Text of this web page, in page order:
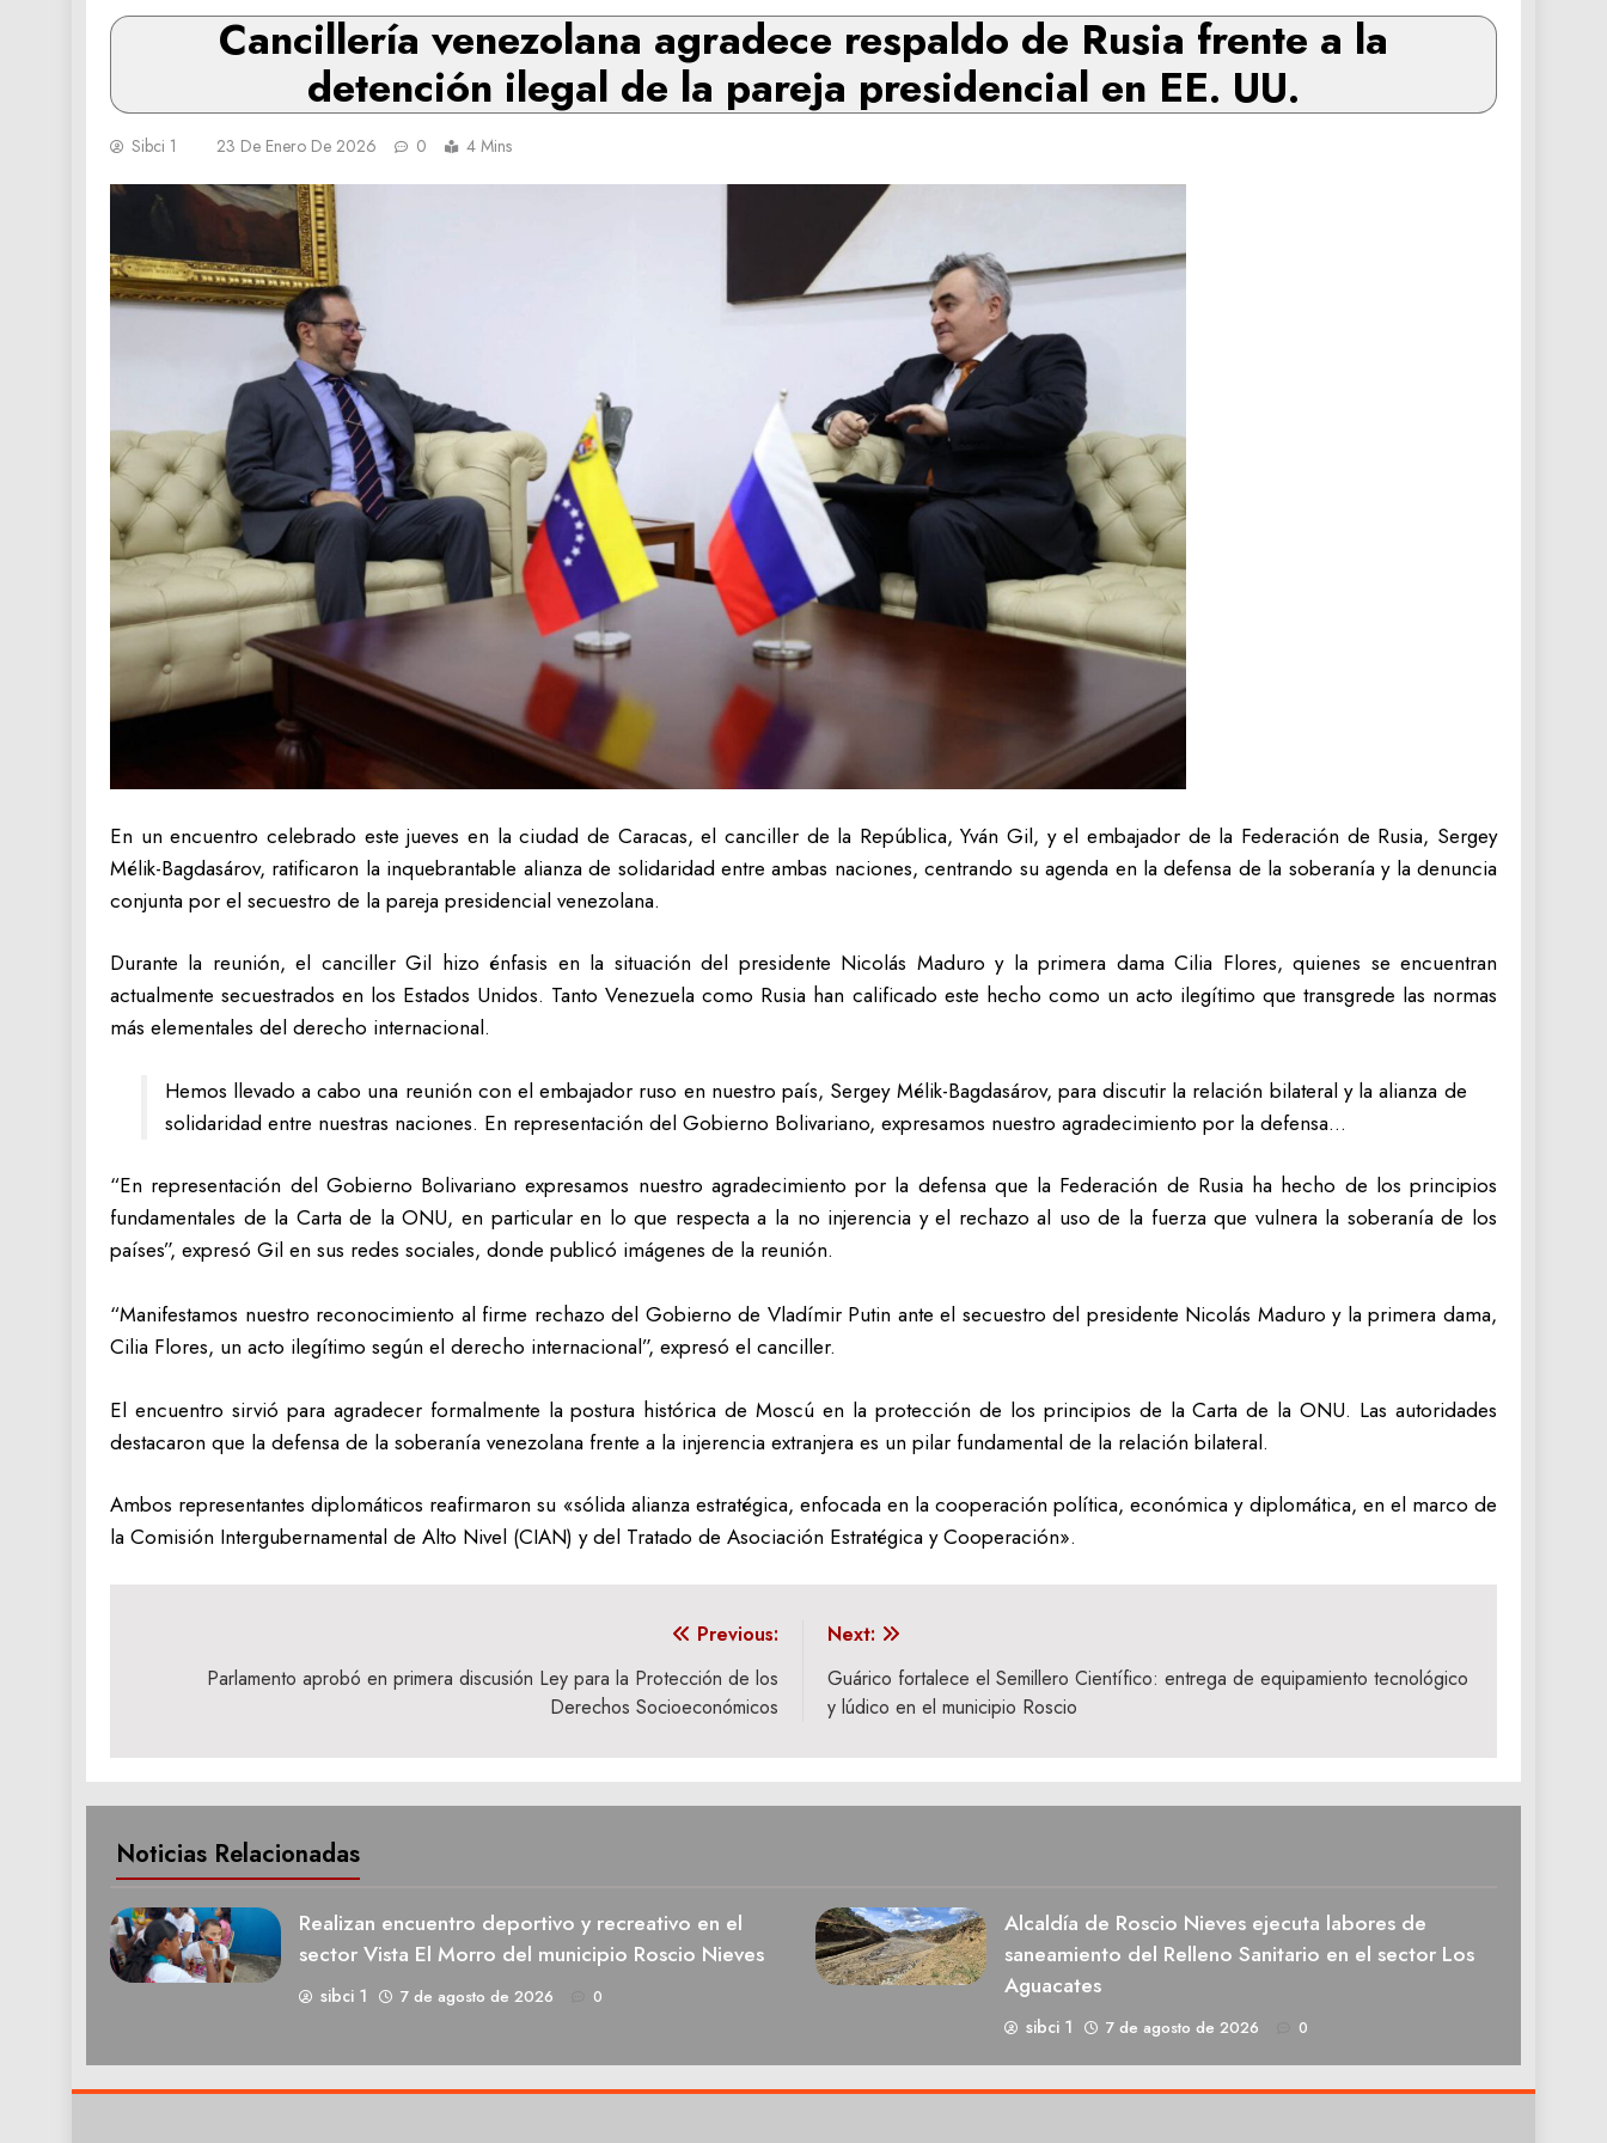
Cancillería venezolana agradece respaldo de Rusia frente a la
detención ilegal de la pareja presidencial en EE. UU.
Sibci 1 23 De Enero De 2026 0 4 Mins
En un encuentro celebrado este jueves en la ciudad de Caracas, el canciller de la República, Yván Gil, y el embajador de la Federación de Rusia, Sergey
Mélik-Bagdasárov, ratificaron la inquebrantable alianza de solidaridad entre ambas naciones, centrando su agenda en la defensa de la soberanía y la denuncia
conjunta por el secuestro de la pareja presidencial venezolana.
Durante la reunión, el canciller Gil hizo énfasis en la situación del presidente Nicolás Maduro y la primera dama Cilia Flores, quienes se encuentran
actualmente secuestrados en los Estados Unidos. Tanto Venezuela como Rusia han calificado este hecho como un acto ilegítimo que transgrede las normas
más elementales del derecho internacional.
Hemos llevado a cabo una reunión con el embajador ruso en nuestro país, Sergey Mélik-Bagdasárov, para discutir la relación bilateral y la alianza de
solidaridad entre nuestras naciones. En representación del Gobierno Bolivariano, expresamos nuestro agradecimiento por la defensa…
“En representación del Gobierno Bolivariano expresamos nuestro agradecimiento por la defensa que la Federación de Rusia ha hecho de los principios
fundamentales de la Carta de la ONU, en particular en lo que respecta a la no injerencia y el rechazo al uso de la fuerza que vulnera la soberanía de los
países”, expresó Gil en sus redes sociales, donde publicó imágenes de la reunión.
“Manifestamos nuestro reconocimiento al firme rechazo del Gobierno de Vladímir Putin ante el secuestro del presidente Nicolás Maduro y la primera dama,
Cilia Flores, un acto ilegítimo según el derecho internacional”, expresó el canciller.
El encuentro sirvió para agradecer formalmente la postura histórica de Moscú en la protección de los principios de la Carta de la ONU. Las autoridades
destacaron que la defensa de la soberanía venezolana frente a la injerencia extranjera es un pilar fundamental de la relación bilateral.
Ambos representantes diplomáticos reafirmaron su «sólida alianza estratégica, enfocada en la cooperación política, económica y diplomática, en el marco de
la Comisión Intergubernamental de Alto Nivel (CIAN) y del Tratado de Asociación Estratégica y Cooperación».
Previous:
Parlamento aprobó en primera discusión Ley para la Protección de los
Derechos Socioeconómicos
Next:
Guárico fortalece el Semillero Científico: entrega de equipamiento tecnológico
y lúdico en el municipio Roscio
Noticias Relacionadas
Realizan encuentro deportivo y recreativo en el
sector Vista El Morro del municipio Roscio Nieves
sibci 1 7 de agosto de 2026 0
Alcaldía de Roscio Nieves ejecuta labores de
saneamiento del Relleno Sanitario en el sector Los
Aguacates
sibci 1 7 de agosto de 2026 0